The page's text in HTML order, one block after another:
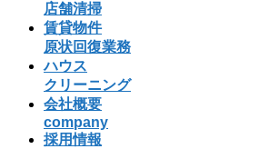
店舗清掃
賃貸物件
原状回復業務
ハウス
クリーニング
会社概要
company
採用情報